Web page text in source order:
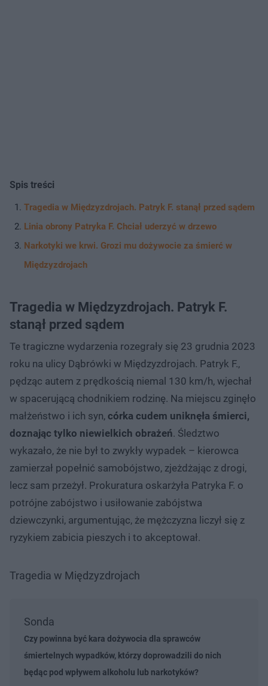
Spis treści
Tragedia w Międzyzdrojach. Patryk F. stanął przed sądem
Linia obrony Patryka F. Chciał uderzyć w drzewo
Narkotyki we krwi. Grozi mu dożywocie za śmierć w
Międzyzdrojach
Tragedia w Międzyzdrojach. Patryk F.
stanął przed sądem
Te tragiczne wydarzenia rozegrały się 23 grudnia 2023
roku na ulicy Dąbrówki w Międzyzdrojach. Patryk F.,
pędząc autem z prędkością niemal 130 km/h, wjechał
w spacerującą chodnikiem rodzinę. Na miejscu zginęło
małżeństwo i ich syn, córka cudem uniknęła śmierci,
doznając tylko niewielkich obrażeń. Śledztwo
wykazało, że nie był to zwykły wypadek – kierowca
zamierzał popełnić samobójstwo, zjeżdżając z drogi,
lecz sam przeżył. Prokuratura oskarżyła Patryka F. o
potrójne zabójstwo i usiłowanie zabójstwa
dziewczynki, argumentując, że mężczyzna liczył się z
ryzykiem zabicia pieszych i to akceptował.
Tragedia w Międzyzdrojach
Sonda
Czy powinna być kara dożywocia dla sprawców
śmiertelnych wypadków, którzy doprowadzili do nich
będąc pod wpływem alkoholu lub narkotyków?